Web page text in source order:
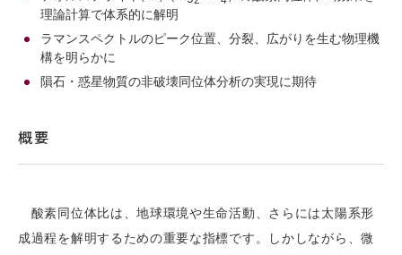
理論計算で体系的に解明
ラマンスペクトルのピーク位置、分裂、広がりを生む物理機
構を明らかに
隕石・惑星物質の非破壊同位体分析の実現に期待
概要
酸素同位体比は、地球環境や生命活動、さらには太陽系形
成過程を解明するための重要な指標です。しかしながら、微